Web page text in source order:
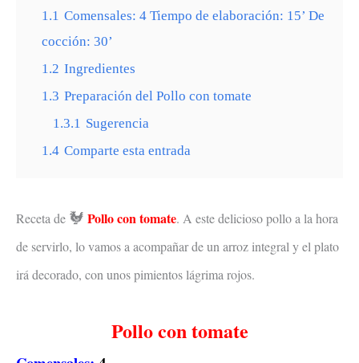
1.1 Comensales: 4 Tiempo de elaboración: 15’ De
cocción: 30’
1.2 Ingredientes
1.3 Preparación del Pollo con tomate
1.3.1 Sugerencia
1.4 Comparte esta entrada
Receta de 🐓 Pollo con tomate. A este delicioso pollo a la hora
de servirlo, lo vamos a acompañar de un arroz integral y el plato
irá decorado, con unos pimientos lágrima rojos.
Pollo con tomate